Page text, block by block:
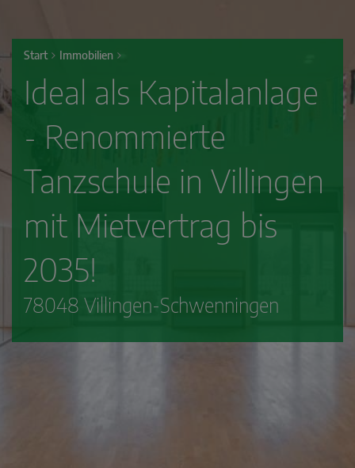
Start Immobilien
Ideal als Kapitalanlage
- Renommierte
Tanzschule in Villingen
mit Mietvertrag bis
2035!
78048 Villingen-Schwenningen